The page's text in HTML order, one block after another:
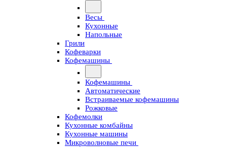
Весы
Кухонные
Напольные
Грили
Кофеварки
Кофемашины
Кофемашины
Автоматические
Встраиваемые кофемашины
Рожковые
Кофемолки
Кухонные комбайны
Кухонные машины
Микроволновые печи